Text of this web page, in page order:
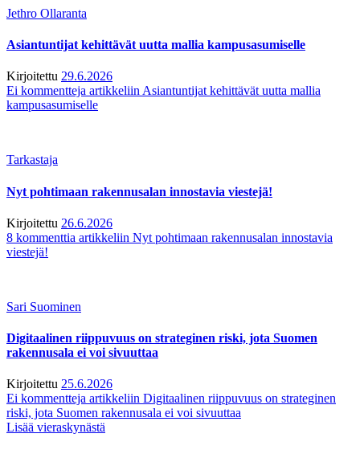
Jethro Ollaranta
Asiantuntijat kehittävät uutta mallia kampusasumiselle
Kirjoitettu 29.6.2026
Ei kommentteja artikkeliin Asiantuntijat kehittävät uutta mallia
kampusasumiselle
Tarkastaja
Nyt pohtimaan rakennusalan innostavia viestejä!
Kirjoitettu 26.6.2026
8 kommenttia artikkeliin Nyt pohtimaan rakennusalan innostavia
viestejä!
Sari Suominen
Digitaalinen riippuvuus on strateginen riski, jota Suomen
rakennusala ei voi sivuuttaa
Kirjoitettu 25.6.2026
Ei kommentteja artikkeliin Digitaalinen riippuvuus on strateginen
riski, jota Suomen rakennusala ei voi sivuuttaa
Lisää vieraskynästä